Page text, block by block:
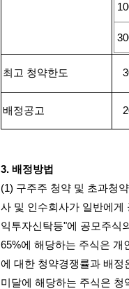
최고 청약한도
배정공고
3. 배정방법
(1) 구주주 청약 및 초과청
사 및 인수회사가 일반에게
익투자신탁등"에 공모주식의
65%에 해당하는 주식은 개
에 대한 청약경쟁률과 배정
미달에 해당하는 주식은